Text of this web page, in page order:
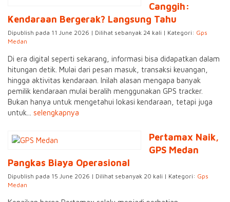
Canggih:
Kendaraan Bergerak? Langsung Tahu
Dipublish pada 11 June 2026 | Dilihat sebanyak 24 kali | Kategori: Gps
Medan
Di era digital seperti sekarang, informasi bisa didapatkan dalam
hitungan detik. Mulai dari pesan masuk, transaksi keuangan,
hingga aktivitas kendaraan. Inilah alasan mengapa banyak
pemilik kendaraan mulai beralih menggunakan GPS tracker.
Bukan hanya untuk mengetahui lokasi kendaraan, tetapi juga
untuk... selengkapnya
Pertamax Naik,
GPS Medan
Pangkas Biaya Operasional
Dipublish pada 15 June 2026 | Dilihat sebanyak 20 kali | Kategori: Gps
Medan